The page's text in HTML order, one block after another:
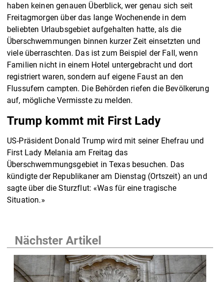
haben keinen genauen Überblick, wer genau sich seit
Freitagmorgen über das lange Wochenende in dem
beliebten Urlaubsgebiet aufgehalten hatte, als die
Überschwemmungen binnen kurzer Zeit einsetzten und
viele überraschten. Das ist zum Beispiel der Fall, wenn
Familien nicht in einem Hotel untergebracht und dort
registriert waren, sondern auf eigene Faust an den
Flussufern campten. Die Behörden riefen die Bevölkerung
auf, mögliche Vermisste zu melden.
Trump kommt mit First Lady
US-Präsident Donald Trump wird mit seiner Ehefrau und
First Lady Melania am Freitag das
Überschwemmungsgebiet in Texas besuchen. Das
kündigte der Republikaner am Dienstag (Ortszeit) an und
sagte über die Sturzflut: «Was für eine tragische
Situation.»
Nächster Artikel